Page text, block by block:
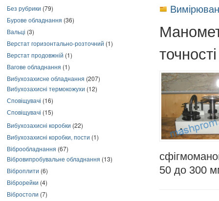
Без рубрики (79)
Бурове обладнання (36)
Вальці (3)
Верстат горизонтально-розточний (1)
Верстат продовжній (1)
Вагове обладнання (1)
Вибухозахисне обладнання (207)
Вибухозахисні термокожухи (12)
Сповіщувачі (16)
Сповіщувачі (15)
Вибухозахисні коробки (22)
Вибухозахисні коробки, пости (1)
Віброобладнання (67)
Вібровипробувальне обладнання (13)
Віброплити (6)
Віброрейки (4)
Вібростоли (7)
50 до 300